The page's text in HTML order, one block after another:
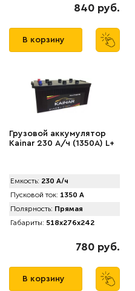
840 руб.
В корзину
Грузовой аккумулятор
Kainar 230 А/ч (1350A) L+
Емкость: 230 А/ч
Пусковой ток: 1350 А
Полярность: Прямая
Габариты: 518x276x242
780 руб.
В корзину